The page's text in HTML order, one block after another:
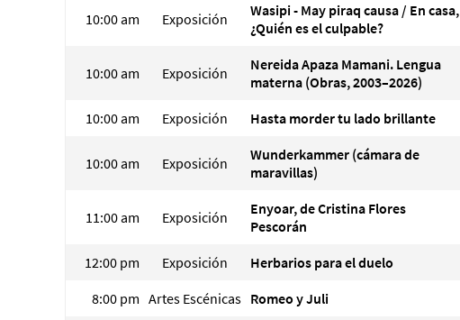
10:00 am Exposición
Wasipi - May piraq causa / En casa,
¿Quién es el culpable?
10:00 am Exposición
Nereida Apaza Mamani. Lengua
materna (Obras, 2003–2026)
10:00 am Exposición Hasta morder tu lado brillante
10:00 am Exposición
Wunderkammer (cámara de
maravillas)
11:00 am Exposición
Enyoar, de Cristina Flores
Pescorán
12:00 pm Exposición Herbarios para el duelo
8:00 pm Artes Escénicas Romeo y Juli